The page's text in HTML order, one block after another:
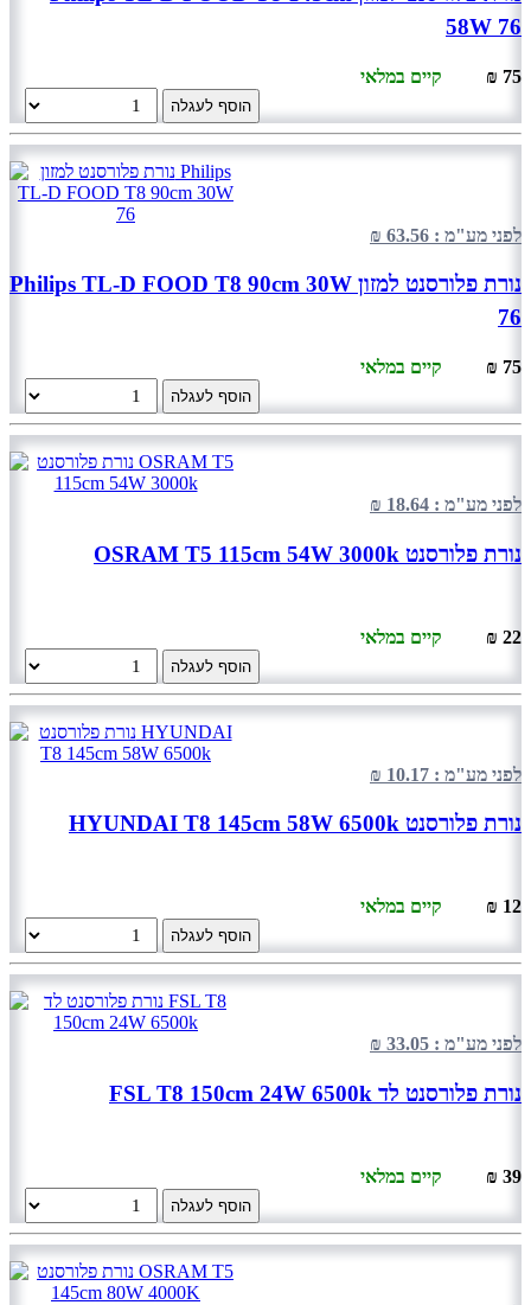
58W 76
75 ₪ קיים במלאי
הוסף לעגלה
לפני מע"מ : 63.56 ₪
נורת פלורסנט למזון Philips TL-D FOOD T8 90cm 30W
76
75 ₪ קיים במלאי
הוסף לעגלה
לפני מע"מ : 18.64 ₪
נורת פלורסנט OSRAM T5 115cm 54W 3000k
22 ₪ קיים במלאי
הוסף לעגלה
לפני מע"מ : 10.17 ₪
נורת פלורסנט HYUNDAI T8 145cm 58W 6500k
12 ₪ קיים במלאי
הוסף לעגלה
לפני מע"מ : 33.05 ₪
נורת פלורסנט לד FSL T8 150cm 24W 6500k
39 ₪ קיים במלאי
הוסף לעגלה